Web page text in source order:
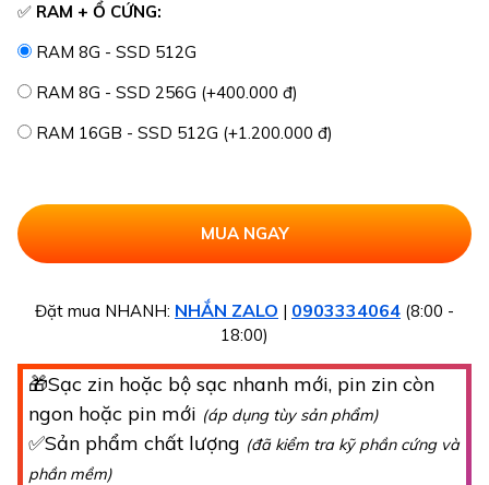
✅ RAM + Ổ CỨNG:
RAM 8G - SSD 512G
RAM 8G - SSD 256G (+400.000 đ)
RAM 16GB - SSD 512G (+1.200.000 đ)
Đặt mua NHANH: NHẮN ZALO | 0903334064 (8:00 -
18:00)
🎁Sạc zin hoặc bộ sạc nhanh mới, pin zin còn
ngon hoặc pin mới (áp dụng tùy sản phẩm)
✅Sản phẩm chất lượng (đã kiểm tra kỹ phần cứng và
phần mềm)